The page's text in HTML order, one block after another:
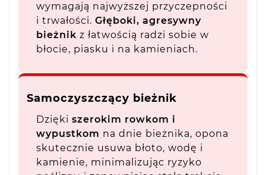
wymagają najwyższej przyczepności
i trwałości. Głęboki, agresywny
bieżnik z łatwością radzi sobie w
błocie, piasku i na kamieniach.
Samoczyszczący bieżnik
Dzięki szerokim rowkom i
wypustkom na dnie bieżnika, opona
skutecznie usuwa błoto, wodę i
kamienie, minimalizując ryzyko